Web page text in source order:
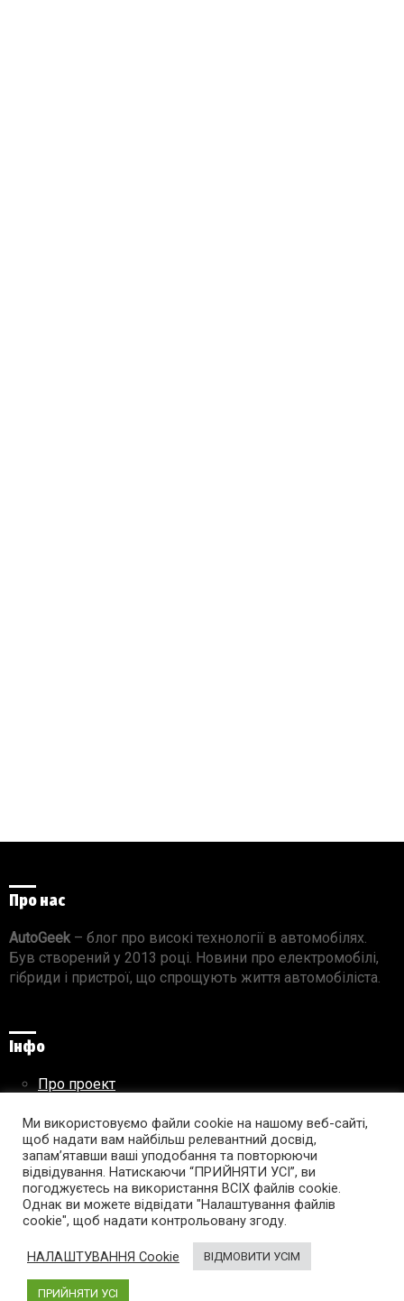
Про нас
AutoGeek– блог про високі технології в автомобілях.
Був створений у 2013 році. Новини про електромобілі,
гібриди і пристрої, що спрощують життя автомобіліста.
Інфо
Про проект
Правила використання матеріалів
Підпишись на AutoGeek!
facebooktwitter instagramyoutube tumblr linkedin
Ми використовуємо файли cookie на нашому веб-сайті,
щоб надати вам найбільш релевантний досвід,
запам’ятавши ваші уподобання та повторюючи
відвідування. Натискаючи “ПРИЙНЯТИ УСІ”, ви
погоджуєтесь на використання ВСІХ файлів cookie.
Однак ви можете відвідати "Налаштування файлів
cookie", щоб надати контрольовану згоду.
НАЛАШТУВАННЯ Cookie ВІДМОВИТИ УСІМ
ПРИЙНЯТИ УСІ